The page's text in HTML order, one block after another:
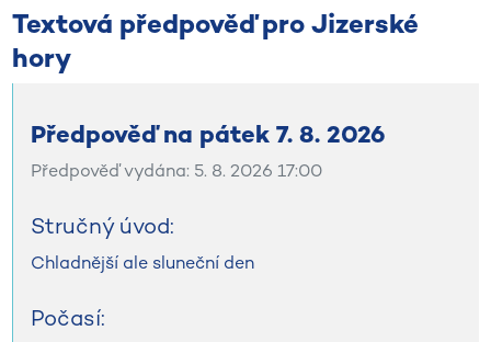
Textová předpověď pro Jizerské
hory
Předpověď na pátek 7. 8. 2026
Předpověď vydána: 5. 8. 2026 17:00
Stručný úvod:
Chladnější ale sluneční den
Počasí: